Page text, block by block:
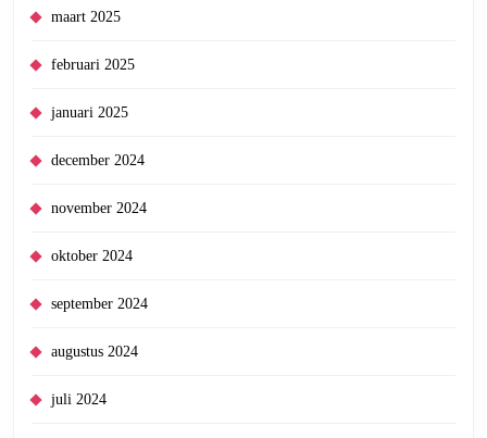
maart 2025
februari 2025
januari 2025
december 2024
november 2024
oktober 2024
september 2024
augustus 2024
juli 2024